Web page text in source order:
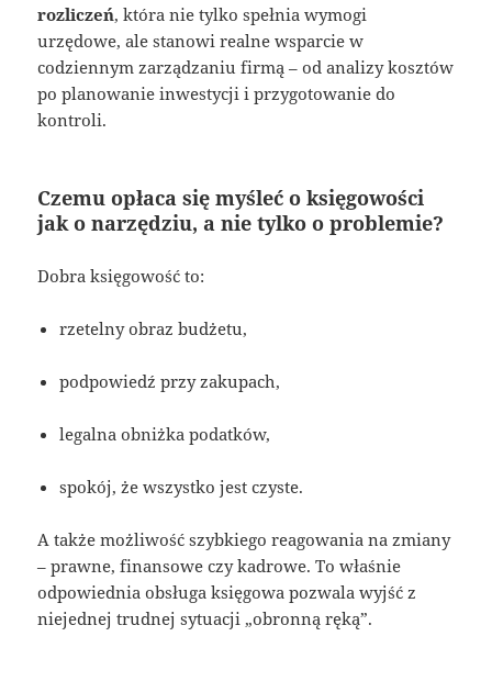
rozliczeń, która nie tylko spełnia wymogi
urzędowe, ale stanowi realne wsparcie w
codziennym zarządzaniu firmą – od analizy kosztów
po planowanie inwestycji i przygotowanie do
kontroli.
Czemu opłaca się myśleć o księgowości
jak o narzędziu, a nie tylko o problemie?
Dobra księgowość to:
rzetelny obraz budżetu,
podpowiedź przy zakupach,
legalna obniżka podatków,
spokój, że wszystko jest czyste.
A także możliwość szybkiego reagowania na zmiany
– prawne, finansowe czy kadrowe. To właśnie
odpowiednia obsługa księgowa pozwala wyjść z
niejednej trudnej sytuacji „obronną ręką”.